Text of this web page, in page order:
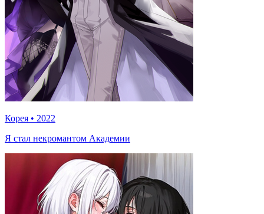
Корея • 2022
Я стал некромантом Академии